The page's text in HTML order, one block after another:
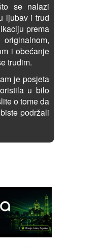
se nalazi
ljubav i trud
prema
i obećanje
trudim.
je posjeta
u bilo
o tome da
podržali